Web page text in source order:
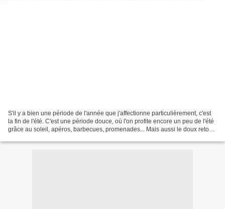
S'il y a bien une période de l'année que j'affectionne particulièrement, c'est
la fin de l'été. C'est une période douce, où l'on profite encore un peu de l'été
grâce au soleil, apéros, barbecues, promenades... Mais aussi le doux retour